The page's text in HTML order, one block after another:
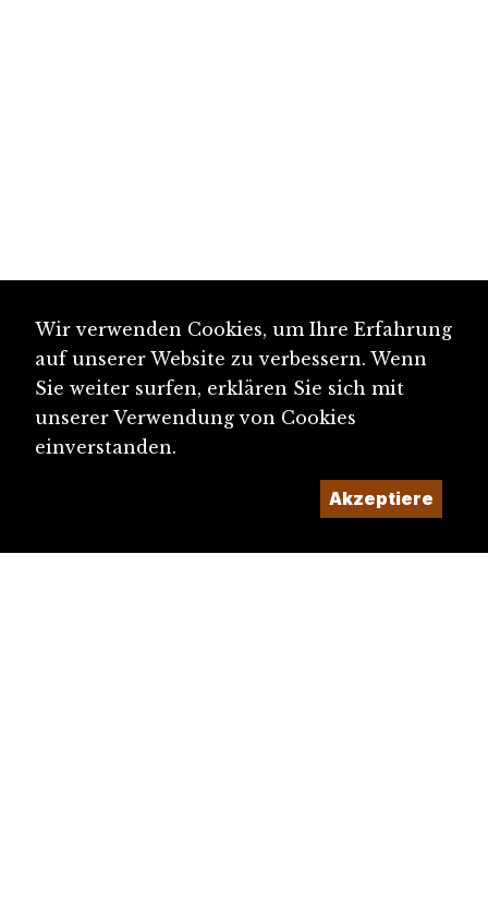
Wir verwenden Cookies, um Ihre Erfahrung
auf unserer Website zu verbessern. Wenn
Sie weiter surfen, erklären Sie sich mit
unserer Verwendung von Cookies
einverstanden.
Akzeptiere